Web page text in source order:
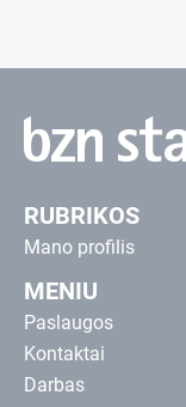
RUBRIKOS
Mano profilis
MENIU
Paslaugos
Kontaktai
Darbas